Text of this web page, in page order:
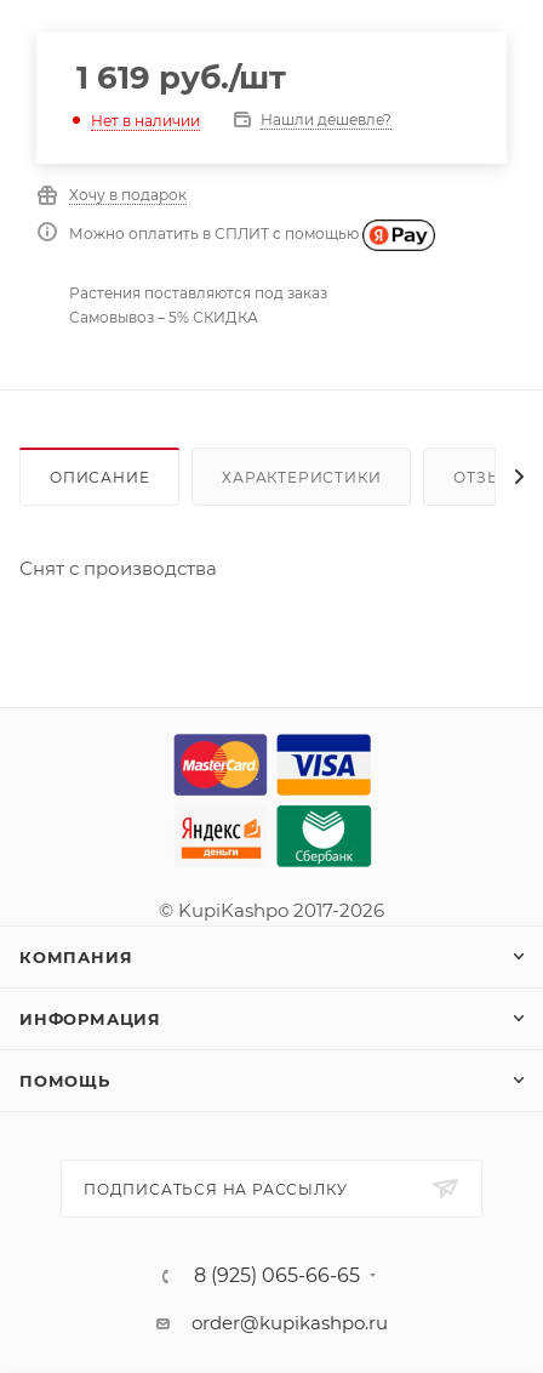
1 619 руб./шт
Нет в наличии Нашли дешевле?
Хочу в подарок
Можно оплатить в СПЛИТ с помощью
Растения поставляются под заказ
Самовывоз – 5% СКИДКА
ОПИСАНИЕ ХАРАКТЕРИСТИКИ ОТЗЫВЫ
Снят с производства
© KupiKashpo 2017-2026
КОМПАНИЯ
ИНФОРМАЦИЯ
ПОМОЩЬ
ПОДПИСАТЬСЯ НА РАССЫЛКУ
8 (925) 065-66-65
order@kupikashpo.ru